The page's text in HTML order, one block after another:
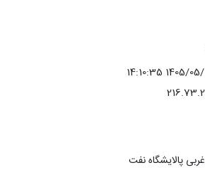
پالایشگاه نفت